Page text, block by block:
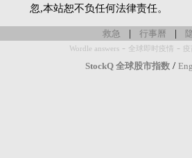
忽,本站恕不负任何法律责任。
救急 | 行事曆 |
Wordle answers - 全球即时疫情 -
StockQ 全球股市指数 /